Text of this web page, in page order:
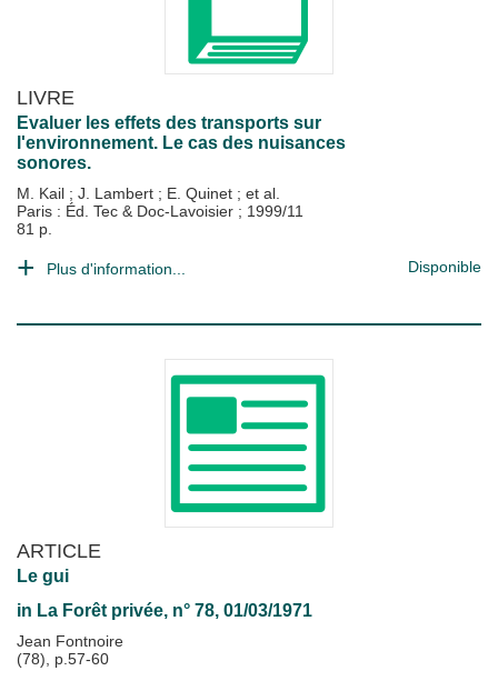
LIVRE
Evaluer les effets des transports sur
l'environnement. Le cas des nuisances
sonores.
M. Kail ; J. Lambert ; E. Quinet ; et al.
Paris : Éd. Tec & Doc-Lavoisier ; 1999/11
81 p.
Plus d'information... Disponible
ARTICLE
Le gui
in La Forêt privée, n° 78, 01/03/1971
Jean Fontnoire
(78), p.57-60